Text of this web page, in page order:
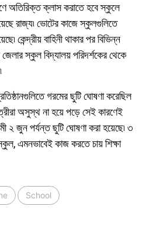
অতিরিক্ত ক্লাস করাতে হবে স্কুলে
রাজ্য৷ ভোটের কাজে স্কুলগুলিতে
কেন্দ্রীয় বাহিনী থাকার পর বিভিন্ন
স্কুল বিদ্যালয় পরিদর্শকের থেকে
গরমের ছুটি ঘোষণা করেছিল
অসুস্থ না হয়ে পড়ে সেই কারণেই
২ জুন পর্যন্ত ছুটি ঘোষণা করা হয়েছে৷ ৩
এমনভাবেই কাজ করতে চায় শিক্ষা
School